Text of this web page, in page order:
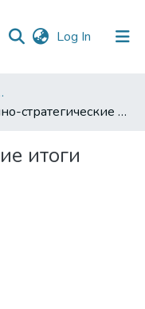
Log In (current)
Военно-стратегические итоги нулевых годов
итоги